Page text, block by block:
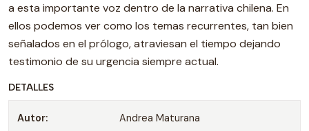
a esta importante voz dentro de la narrativa chilena. En
ellos podemos ver como los temas recurrentes, tan bien
señalados en el prólogo, atraviesan el tiempo dejando
testimonio de su urgencia siempre actual.
DETALLES
Autor: Andrea Maturana